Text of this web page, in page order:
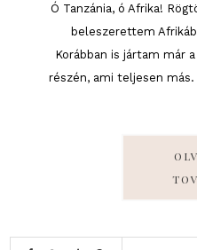
Ó Tanzánia, ó Afrika!
beleszerettem
Korábban is jártam már
részén, ami teljesen